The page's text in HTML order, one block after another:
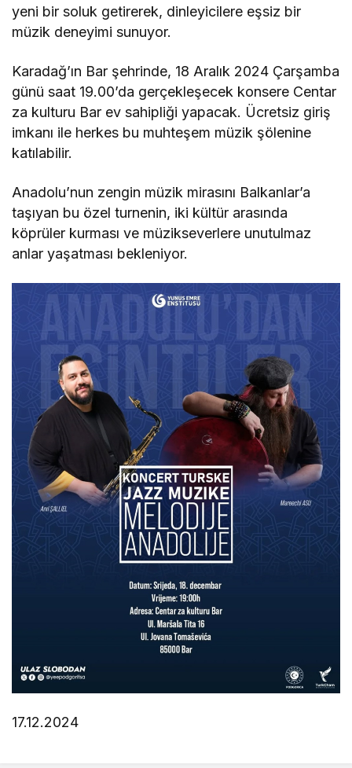
yeni bir soluk getirerek, dinleyicilere eşsiz bir
müzik deneyimi sunuyor.
Karadağ’ın Bar şehrinde, 18 Aralık 2024 Çarşamba
günü saat 19.00’da gerçekleşecek konsere Centar
za kulturu Bar ev sahipliği yapacak. Ücretsiz giriş
imkanı ile herkes bu muhteşem müzik şölenine
katılabilir.
Anadolu’nun zengin müzik mirasını Balkanlar’a
taşıyan bu özel turnenin, iki kültür arasında
köprüler kurması ve müzikseverlere unutulmaz
anlar yaşatması bekleniyor.
17.12.2024